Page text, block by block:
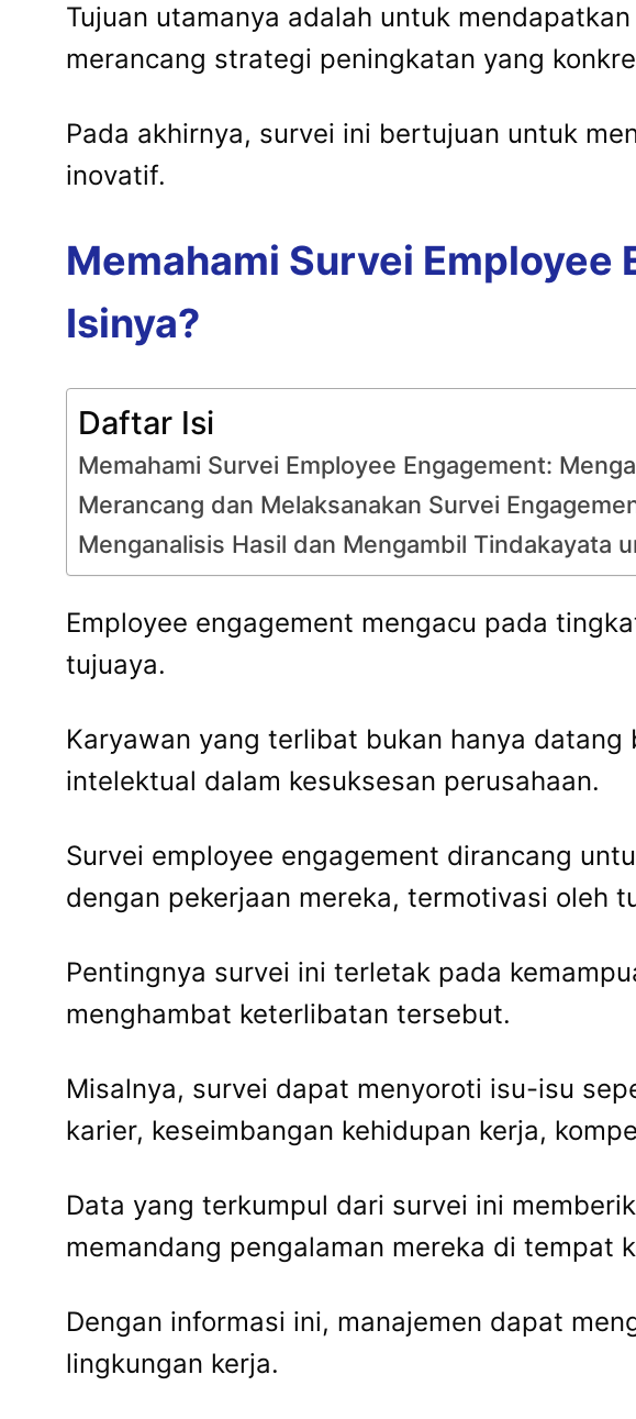
Tujuan utamanya adalah untuk
merancang strategi peningkatan yang
Pada akhirnya, survei ini bertujuan untuk
inovatif.
Memahami Survei Employee
Isinya?
Daftar Isi
Memahami Survei Employee Engagement:
Merancang dan Melaksanakan Survei
Menganalisis Hasil dan Mengambil Tindakayata
Employee engagement mengacu pada
tujuaya.
Karyawan yang terlibat bukan hanya
intelektual dalam kesuksesan perusahaan.
Survei employee engagement dirancang
dengan pekerjaan mereka, termotivasi oleh
Pentingnya survei ini terletak pada
menghambat keterlibatan tersebut.
Misalnya, survei dapat menyoroti isu-isu
karier, keseimbangan kehidupan kerja,
Data yang terkumpul dari survei ini
memandang pengalaman mereka di tempat
Dengan informasi ini, manajemen dapat
lingkungan kerja.